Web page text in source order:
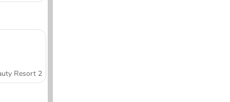
Resort 2